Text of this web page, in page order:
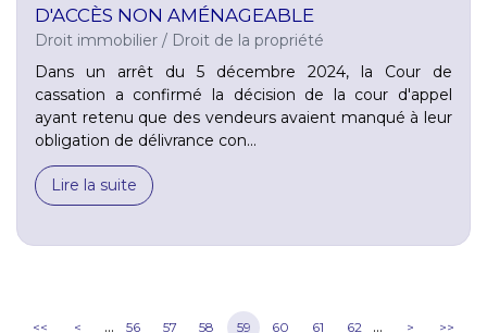
D'ACCÈS NON AMÉNAGEABLE
Droit immobilier / Droit de la propriété
Dans un arrêt du 5 décembre 2024, la Cour de
cassation a confirmé la décision de la cour d'appel
ayant retenu que des vendeurs avaient manqué à leur
obligation de délivrance con...
Lire la suite
<< < ... 56 57 58 59 60 61 62 ... > >>